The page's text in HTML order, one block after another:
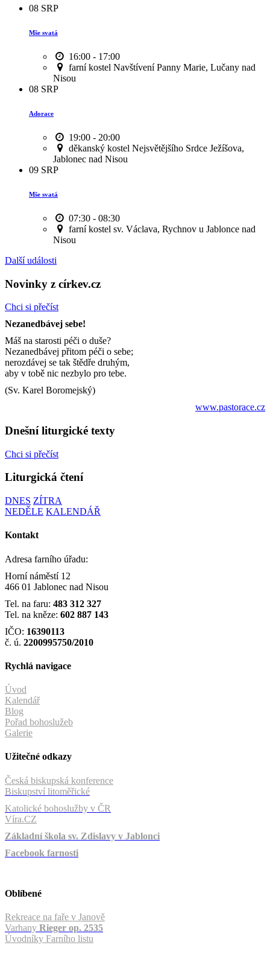
08 SRP
Mše svatá
16:00 - 17:00
farní kostel Navštívení Panny Marie, Lučany nad
Nisou
08 SRP
Adorace
19:00 - 20:00
děkanský kostel Nejsvětějšího Srdce Ježíšova,
Jablonec nad Nisou
09 SRP
Mše svatá
07:30 - 08:30
farní kostel sv. Václava, Rychnov u Jablonce nad
Nisou
Další události
Novinky z církev.cz
Chci si přečíst
Nezanedbávej sebe!
Máš na starosti péči o duše?
Nezanedbávej přitom péči o sebe;
nerozdávej se tak štědře druhým,
aby v tobě nic nezbylo pro tebe.
(Sv. Karel Boromejský)
www.pastorace.cz
Dnešní liturgické texty
Chci si přečíst
Liturgická čtení
DNES ZÍTRA
NEDĚLE KALENDÁŘ
Kontakt
Adresa farního úřadu:
Horní náměstí 12
466 01 Jablonec nad Nisou
Tel. na faru: 483 312 327
Tel. na kněze: 602 887 143
IČO: 16390113
č. ú. 2200995750/2010
Rychlá navigace
Úvod
Kalendář
Blog
Pořad bohoslužeb
Galerie
Užitečné odkazy
Česká biskupská konference
Biskupství litoměřické
Katolické bohoslužby v ČR
Víra.CZ
Základní škola sv. Zdislavy v Jablonci
Facebook farnosti
Oblíbené
Rekreace na faře v Janově
Varhany Rieger op. 2535
Úvodníky Farního listu